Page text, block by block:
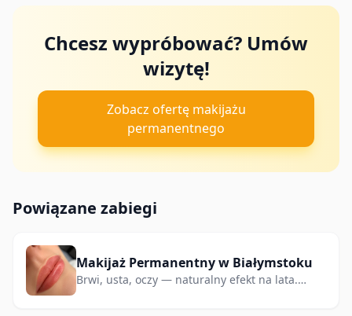
Chcesz wypróbować? Umów
wizytę!
Zobacz ofertę makijażu
permanentnego
Powiązane zabiegi
Makijaż Permanentny w Białymstoku
Brwi, usta, oczy — naturalny efekt na lata.